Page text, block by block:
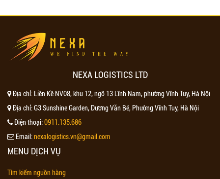
NEXA LOGISTICS LTD
Địa chỉ: Liền Kề NV08, khu 12, ngõ 13 Lĩnh Nam, phường Vĩnh Tuy, Hà Nội
Địa chỉ:G3 Sunshine Garden, Dương Văn Bé, Phường Vĩnh Tuy, Hà Nội
Điện thoại:0911.135.686
Email:nexalogistics.vn@gmail.com
MENU DỊCH VỤ
Tìm kiếm nguồn hàng